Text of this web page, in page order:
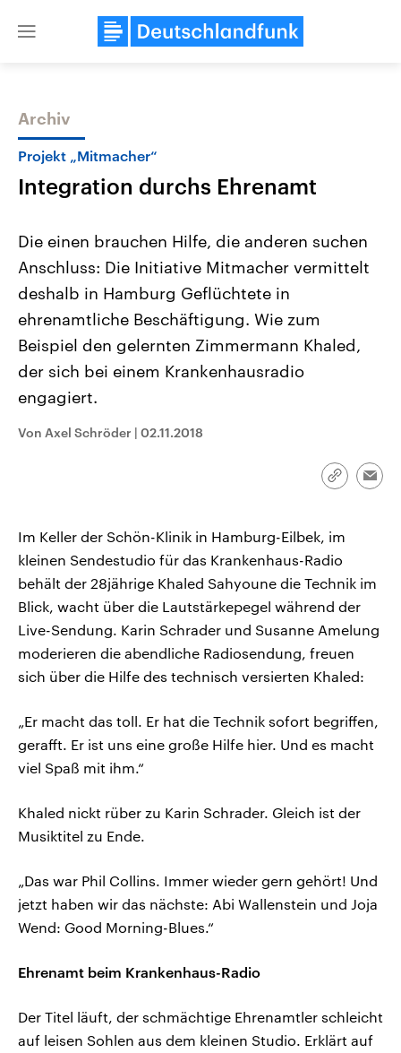
Close
Themen
Landtagswahl Sachsen-Anhalt
2026
Alle Informationen
Sachsen-Anhalt wählt am 6.
September 2026 einen neuen
Bundesland von einer Koalition aus
Umfragen, Prognosen,
Wahlprogramme, aktuelle Berichte
USA
Aktuelle Beiträge,
Hintergründe
Wirtschaftlich und
gehören die Vereinigten
Archiv
Projekt „Mitmacher“
Integration durchs Ehrenamt
Die einen brauchen Hilfe, die anderen suchen
Anschluss: Die Initiative Mitmacher vermittelt
deshalb in Hamburg Geflüchtete in
ehrenamtliche Beschäftigung. Wie zum
Beispiel den gelernten Zimmermann Khaled,
der sich bei einem Krankenhausradio
engagiert.
Von Axel Schröder | 02.11.2018
Link
Im Keller der Schön-Klinik in Hamburg-Eilbek, im
kleinen Sendestudio für das Krankenhaus-Radio
behält der 28jährige Khaled Sahyoune die Technik im
Blick, wacht über die Lautstärkepegel während der
Live-Sendung. Karin Schrader und Susanne Amelung
moderieren die abendliche Radiosendung, freuen
sich über die Hilfe des technisch versierten Khaled:
„Er macht das toll. Er hat die Technik sofort begriffen,
gerafft. Er ist uns eine große Hilfe hier. Und es macht
viel Spaß mit ihm.“
Khaled nickt rüber zu Karin Schrader. Gleich ist der
Musiktitel zu Ende.
„Das war Phil Collins. Immer wieder gern gehört! Und
jetzt haben wir das nächste: Abi Wallenstein und Joja
Wend: Good Morning-Blues.“
Ehrenamt beim Krankenhaus-Radio
Der Titel läuft, der schmächtige Ehrenamtler schleicht
auf leisen Sohlen aus dem kleinen Studio. Erklärt auf